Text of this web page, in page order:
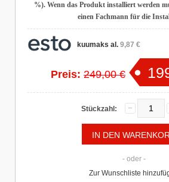
%). Wenn das Produkt installiert werden
einen Fachmann für die
kuumaks al. 9,87 €
Preis: 249,00 €
Stückzahl:
- oder -
Zur Wunschliste